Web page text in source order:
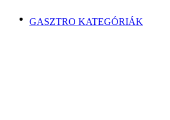
GASZTRO KATEGÓRIÁK